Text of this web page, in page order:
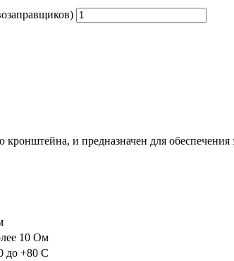
и предназначен для
10 Ом
до +80 С